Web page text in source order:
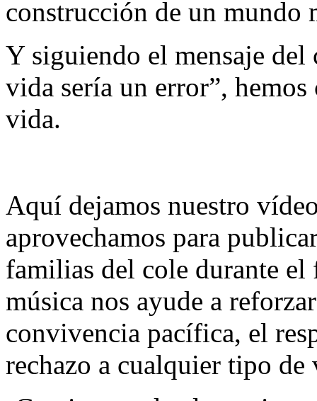
construcción de un mundo
Y siguiendo el mensaje
vida sería un error”,
vida.
Aquí dejamos nuestro
aprovechamos para
familias del cole durante
música nos ayude a
convivencia pacífica, el
rechazo a cualquier tipo